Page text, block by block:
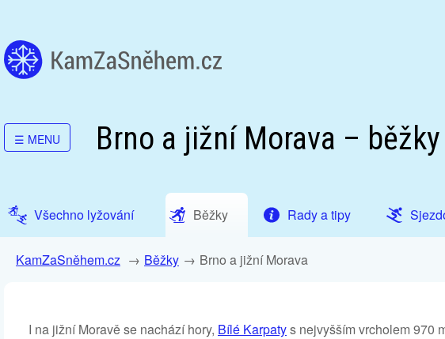
☰ MENU Brno a jižní Morava – běžky
Všechno lyžování Běžky Rady a tipy
KamZaSněhem.cz Běžky Brno a jižní Morava
I na jižní Moravě se nachází hory, Bílé Karpatys nejvyšším vrcholem 970